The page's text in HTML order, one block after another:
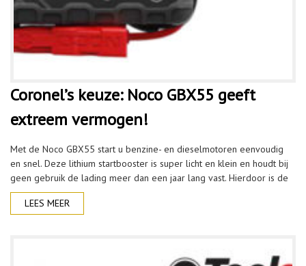
Coronel’s keuze: Noco GBX55 geeft
extreem vermogen!
Met de Noco GBX55 start u benzine- en dieselmotoren eenvoudig
en snel. Deze lithium startbooster is super licht en klein en houdt bij
geen gebruik de lading meer dan een jaar lang vast. Hierdoor is de
LEES MEER